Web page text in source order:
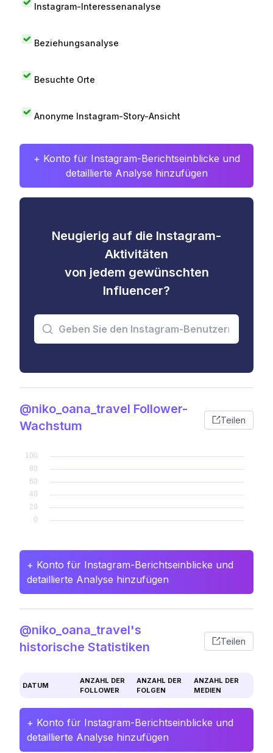
Instagram-Interessenanalyse
Beziehungsanalyse
Besuchte Orte
Anonyme Instagram-Story-Ansicht
+ Konto für Instagram-Berichtseinblicke und
detaillierte Analyse hinzufügen
Neugierig auf die Instagram-
Aktivitäten
von jedem gewünschten
Influencer?
@niko_oana_travel Follower-
Wachstum
Teilen
+ Konto für Instagram-Berichtseinblicke und
detaillierte Analyse hinzufügen
@niko_oana_travel's
historische Statistiken
Teilen
DATUM
ANZAHL DER
FOLLOWER
ANZAHL DER
FOLGEN
ANZAHL DER
MEDIEN
+ Konto für Instagram-Berichtseinblicke und
detaillierte Analyse hinzufügen